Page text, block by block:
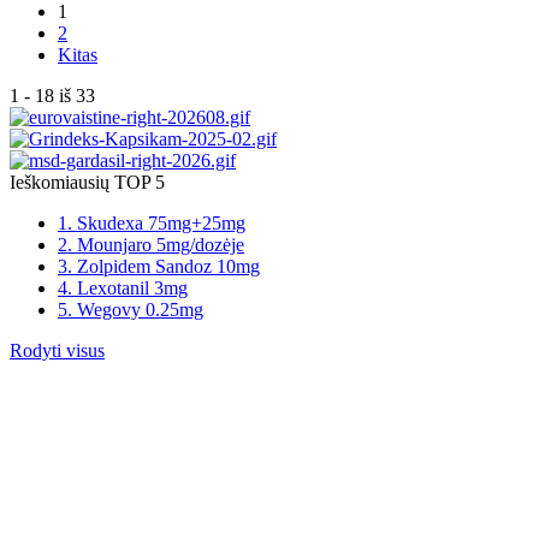
1
2
Kitas
1 - 18 iš 33
Ieškomiausių TOP 5
1. Skudexa 75mg+25mg
2. Mounjaro 5mg/dozėje
3. Zolpidem Sandoz 10mg
4. Lexotanil 3mg
5. Wegovy 0.25mg
Rodyti visus